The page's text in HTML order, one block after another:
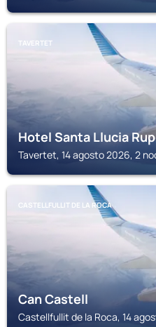
TAVERTET
Hotel Santa Llucia
Tavertet, 14 agosto 2026, 2
CASTELLFULLIT DE LA ROCA
Can Castell
Castellfullit de la Roca, 14